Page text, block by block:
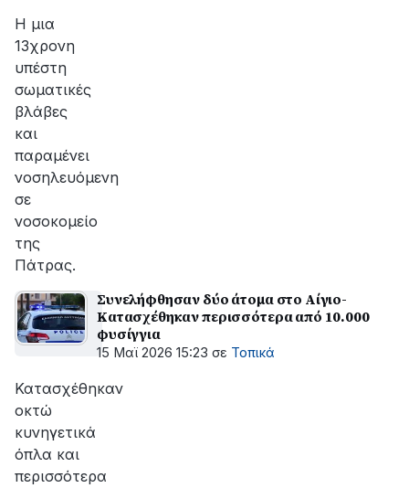
Η μια
13χρονη
υπέστη
σωματικές
βλάβες
και
παραμένει
νοσηλευόμενη
σε
νοσοκομείο
της
Πάτρας.
Συνελήφθησαν δύο άτομα στο Αίγιο-
Κατασχέθηκαν περισσότερα από 10.000
φυσίγγια
15 Μαϊ 2026 15:23 σε Τοπικά
Κατασχέθηκαν
οκτώ
κυνηγετικά
όπλα και
περισσότερα